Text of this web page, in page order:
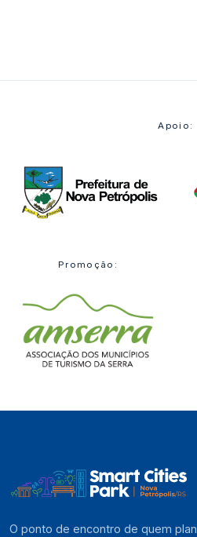
Apoio:
Promoção:
O ponto de encontro de quem